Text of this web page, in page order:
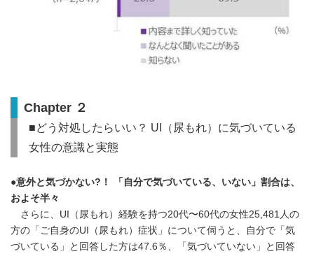
Chapter ２
■どう対処したらいい？ UI（尿もれ）に気づいている
女性の意識と実態
●意外と気づかない?！ 「自分で気づいている、いない」割合は、
およそ半々
さらに、UI（尿もれ）経験を持つ20代〜60代の女性25,481人の
方の「ご自身のUI（尿もれ）症状」について伺うと、自分で「気
づいている」と回答した方は47.6％、「気づいていない」と回答